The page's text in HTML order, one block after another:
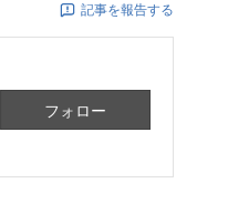
記事を報告する
フォロー